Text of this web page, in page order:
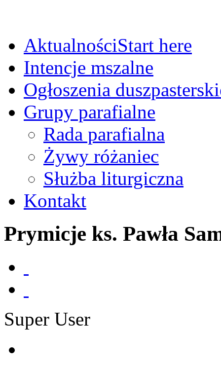
AktualnościStart here
Intencje mszalne
Ogłoszenia
Grupy parafialne
Rada parafialna
Żywy różaniec
Służba liturgiczna
Kontakt
Prymicje ks. Pawła
Super User